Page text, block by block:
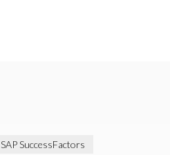
SAP SuccessFactors